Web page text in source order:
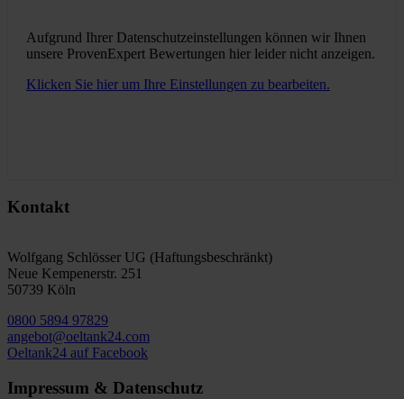
Aufgrund Ihrer Datenschutzeinstellungen können wir Ihnen
unsere ProvenExpert Bewertungen hier leider nicht anzeigen.
Klicken Sie hier um Ihre Einstellungen zu bearbeiten.
Kontakt
Wolfgang Schlösser UG (Haftungsbeschränkt)
Neue Kempenerstr. 251
50739 Köln
0800 5894 97829
angebot@oeltank24.com
Oeltank24 auf Facebook
Impressum & Datenschutz